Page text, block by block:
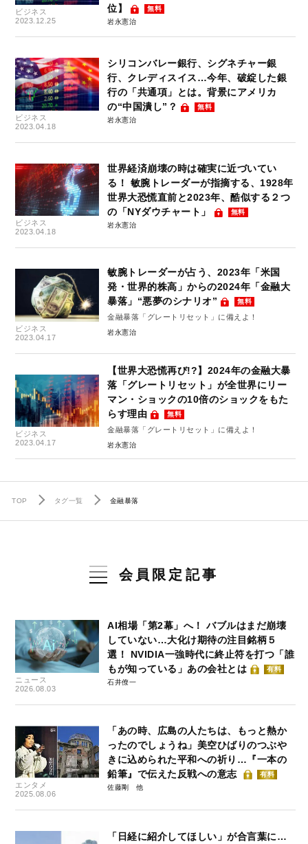
ビジネス
2023.12.25
位】
無料
岩永憲治
ビジネス
2023.04.18
シリコンバレー銀行、シグネチャー銀
行、クレディスイス…今年、破綻した銀
行の「共通項」とは。背景にアメリカ
の“中国潰し”？
無料
岩永憲治
ビジネス
2023.04.18
世界経済崩壊の時は確実に近づいてい
る！ 敏腕トレーダーが指摘する、1928年
世界大恐慌直前と2023年、酷似する２つ
の「NYダウチャート」
無料
岩永憲治
ビジネス
2023.04.17
敏腕トレーダーが占う、2023年「米国
発・世界的株高」からの2024年「金融大
暴落」“悪夢のシナリオ”
無料
金融暴落「グレートリセット」に備えよ！
岩永憲治
ビジネス
2023.04.17
【世界大恐慌再び!?】2024年の金融大暴
落「グレートリセット」が全世界にリー
マン・ショックの10倍のショックをもた
らす理由
無料
金融暴落「グレートリセット」に備えよ！
岩永憲治
TOP タグ一覧 金融暴落
会員限定記事
ニュース
2026.08.03
AI相場「第2幕」へ！ バブルはまだ崩壊
していない…大化け期待の注目銘柄５
選！ NVIDIA一強時代に終止符を打つ「誰
もが知っている」あの会社とは
有料
石井僚一
エンタメ
2025.08.06
「あの時、広島の人たちは、もっと熱か
ったのでしょうね」美空ひばりのつぶや
きに込められた平和への祈り…『一本の
鉛筆』で伝えた反戦への意志
有料
佐藤剛
「日経に紹介してほしい」が合言葉に…